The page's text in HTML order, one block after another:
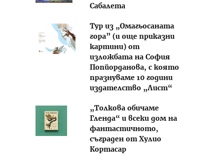
Сабалета
Тур из „Омагьосаната
гора” (и още приказни
картини) от
изложбата на София
Попйорданова, с която
празнуваме 10 години
издателство „Лист“
„Толкова обичаме
Гленда“ и всеки дом на
фантастичното,
съграден от Хулио
Кортасар